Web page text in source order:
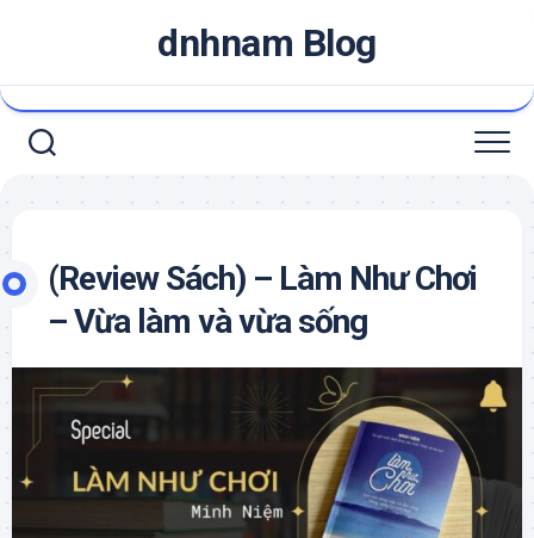
dnhnam Blog
(Review Sách) – Làm Như Chơi
– Vừa làm và vừa sống